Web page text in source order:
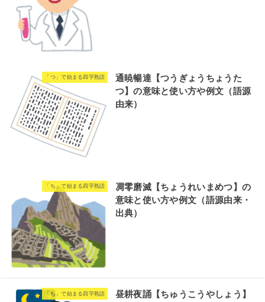
「つ」で始まる四字熟語
通暁暢達【つうぎょうちょうた
つ】の意味と使い方や例文（語源
由来）
「ち」で始まる四字熟語
凋零磨滅【ちょうれいまめつ】の
意味と使い方や例文（語源由来・
出典）
「ち」で始まる四字熟語
昼耕夜誦【ちゅうこうやしょう】